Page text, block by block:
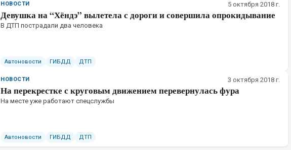
НОВОСТИ 5 октября 2018 г.
Девушка на “Хёндэ” вылетела с дороги и совершила опрокидывание
В ДТП пострадали два человека
Автоновости ГИБДД ДТП
НОВОСТИ 3 октября 2018 г.
На перекрестке с круговым движением перевернулась фура
На месте уже работают спецслужбы
Автоновости ГИБДД ДТП